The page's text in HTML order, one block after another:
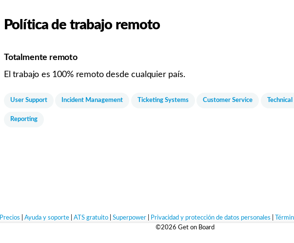
Política de trabajo remoto
Totalmente remoto
El trabajo es 100% remoto desde cualquier país.
User Support Incident Management Ticketing Systems Customer Service
Reporting
Precios Ayuda y soporte ATS gratuito Superpower Privacidad y protección de datos personales
©2026 Get on Board